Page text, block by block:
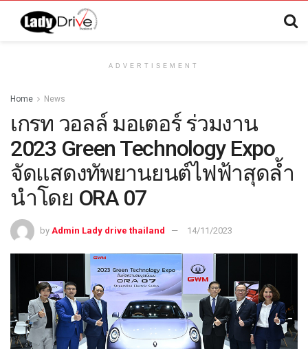
ADVERTISEMENT
Home News
เกรท วอลล์ มอเตอร์ ร่วมงาน
2023 Green Technology Expo
จัดแสดงทัพยานยนต์ไฟฟ้าสุดล้ำ
นำโดย ORA 07
by Admin Lady drive thailand 14/11/2023